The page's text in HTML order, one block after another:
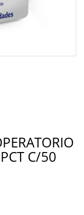
C/50